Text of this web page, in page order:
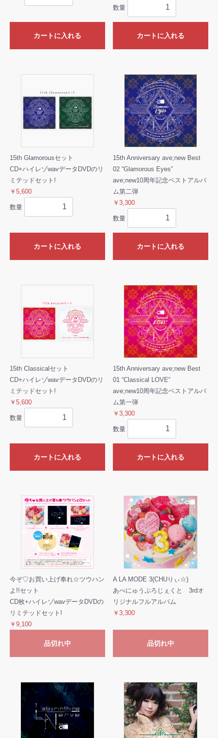
カートに入れる
数量
カートに入れる
15th Glamorousセット
CD+ハイレゾwavデータDVDのリ
ミテッドセット!
￥5,600
数量
カートに入れる
15th Anniversary ave;new Best
02 “Glamorous Eyes”
ave;new10周年記念ベストアルバ
ム第二弾
￥3,300
数量
カートに入れる
15th Classicalセット
CD+ハイレゾwavデータDVDのリ
ミテッドセット!
￥5,600
数量
カートに入れる
15th Anniversary ave;new Best
01 “Classical LOVE”
ave;new10周年記念ベストアルバ
ム第一弾
￥3,300
数量
カートに入れる
今ぞ♡お買い上げ奉れ☆ツウハン
よ!!セット
CD枚+ハイレゾwavデータDVDの
リミテッドセット!
￥9,100
品切れ中
A LA MODE 3(CHUりぃ☆)
あべにゅうぷろじぇくと 3rdオ
リジナルフルアルバム
￥3,300
品切れ中